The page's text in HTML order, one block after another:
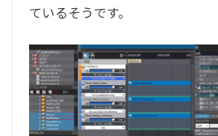
ているそうです。